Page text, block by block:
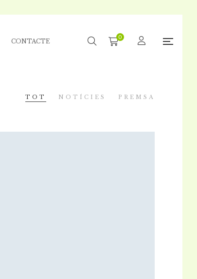
CONTACTE
0
TOT NOTÍCIES PREMSA